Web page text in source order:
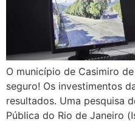
O município de Casimiro
seguro! Os investimentos
resultados. Uma pesquisa
Pública do Rio de Janeiro